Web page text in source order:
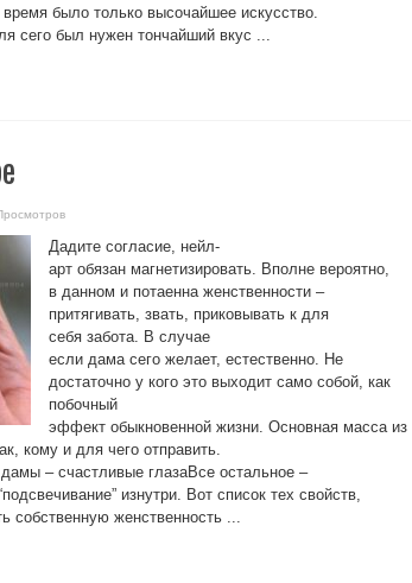
было только высочайшее искусство.
сего был нужен тончайший вкус ...
Дадите согласие, нейл-
арт обязан магнетизировать. Вполне вероятно,
в данном и потаенна женственности –
притягивать, звать, приковывать к для
себя забота. В случае
если дама сего желает, естественно. Не
достаточно у кого это выходит само собой, как
побочный
эффект обыкновенной жизни. Основная масса из
кому и для чего отправить.
– счастливые глазаВсе остальное –
изнутри. Вот список тех свойств,
собственную женственность ...